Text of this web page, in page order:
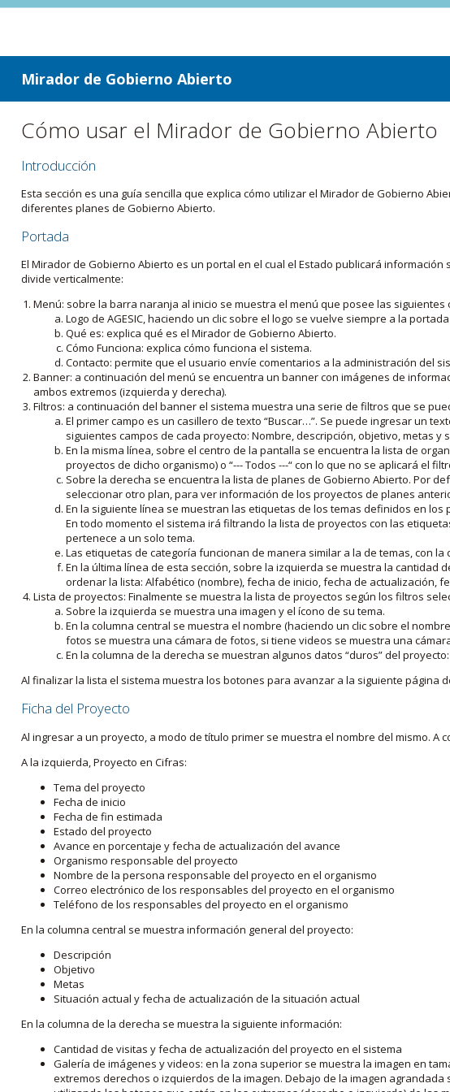
ir a contenido
ir al menú
Mirador de Gobierno Abierto
Cómo usar el Mirador de Gobierno Abierto
Introducción
Esta sección es una guía sencilla que explica cómo utilizar el Mirador de Gobierno
diferentes planes de Gobierno Abierto.
Portada
El Mirador de Gobierno Abierto es un portal en el cual el Estado publicará
divide verticalmente:
Menú: sobre la barra naranja al inicio se muestra el menú que posee las siguientes
Logo de AGESIC, haciendo un clic sobre el logo se vuelve siempre a la
Qué es: explica qué es el Mirador de Gobierno Abierto.
Cómo Funciona: explica cómo funciona el sistema.
Contacto: permite que el usuario envíe comentarios a la administración del
Banner: a continuación del menú se encuentra un banner con imágenes de
ambos extremos (izquierda y derecha).
Filtros: a continuación del banner el sistema muestra una serie de filtros que se
El primer campo es un casillero de texto “Buscar…”. Se puede ingresar un
siguientes campos de cada proyecto: Nombre, descripción, objetivo, metas y
En la misma línea, sobre el centro de la pantalla se encuentra la lista de
proyectos de dicho organismo) o “--- Todos ---“ con lo que no se aplicará el
Sobre la derecha se encuentra la lista de planes de Gobierno Abierto. Por
seleccionar otro plan, para ver información de los proyectos de planes
En la siguiente línea se muestran las etiquetas de los temas definidos en
En todo momento el sistema irá filtrando la lista de proyectos con las
pertenece a un solo tema.
Las etiquetas de categoría funcionan de manera similar a la de temas, con
En la última línea de esta sección, sobre la izquierda se muestra la
ordenar la lista: Alfabético (nombre), fecha de inicio, fecha de actualización,
Lista de proyectos: Finalmente se muestra la lista de proyectos según los filtros
Sobre la izquierda se muestra una imagen y el ícono de su tema.
En la columna central se muestra el nombre (haciendo un clic sobre el
fotos se muestra una cámara de fotos, si tiene videos se muestra una
En la columna de la derecha se muestran algunos datos “duros” del
Al finalizar la lista el sistema muestra los botones para avanzar a la siguiente página
Ficha del Proyecto
Al ingresar a un proyecto, a modo de título primer se muestra el nombre del mismo. A
A la izquierda, Proyecto en Cifras:
Tema del proyecto
Fecha de inicio
Fecha de fin estimada
Estado del proyecto
Avance en porcentaje y fecha de actualización del avance
Organismo responsable del proyecto
Nombre de la persona responsable del proyecto en el organismo
Correo electrónico de los responsables del proyecto en el organismo
Teléfono de los responsables del proyecto en el organismo
En la columna central se muestra información general del proyecto:
Descripción
Objetivo
Metas
Situación actual y fecha de actualización de la situación actual
En la columna de la derecha se muestra la siguiente información:
Cantidad de visitas y fecha de actualización del proyecto en el sistema
Galería de imágenes y videos: en la zona superior se muestra la imagen en
extremos derechos o izquierdos de la imagen. Debajo de la imagen